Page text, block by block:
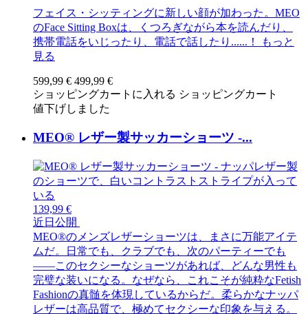
フェイス・シッティングに新しい顔が加わった。MEO
のFace Sitting Boxは、くつろぎながら本を読んだり、
携帯電話をいじったり、電話で話したり......！
もっと
見る
599,99 € 499,99 €
ショッピングカートに入れる ショッピングカート
値下げしました
MEO® レザー製サッカーショーツ -...
139,99 €
近日公開
MEO®のメンズレザーショーツは、まさに万能アイテ
ムだ。日常でも、クラブでも、次のパーティーでも
――このセクシーなショーツがあれば、どんな男性も
完璧な装いになる。なぜなら、これこそが純粋なFetish
Fashionの真髄を体現しているからだ。柔らかなナッパ
レザーは高品質で、極めてセクシーな印象を与える。